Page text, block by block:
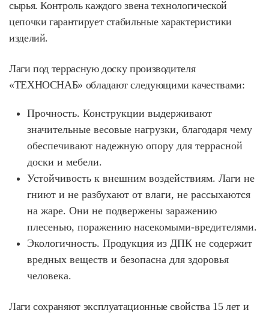
сырья. Контроль каждого звена технологической
цепочки гарантирует стабильные характеристики
изделий.
Лаги под террасную доску производителя
«ТЕХНОСНАБ» обладают следующими качествами:
Прочность. Конструкции выдерживают
значительные весовые нагрузки, благодаря чему
обеспечивают надежную опору для террасной
доски и мебели.
Устойчивость к внешним воздействиям. Лаги не
гниют и не разбухают от влаги, не рассыхаются
на жаре. Они не подвержены заражению
плесенью, поражению насекомыми-вредителями.
Экологичность. Продукция из ДПК не содержит
вредных веществ и безопасна для здоровья
человека.
Лаги сохраняют эксплуатационные свойства 15 лет и